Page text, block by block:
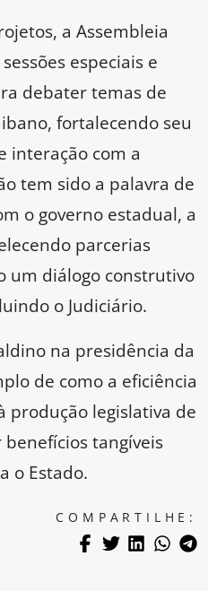
a Assembleia
especiais e
debater temas de
fortalecendo seu
interação com a
tem sido a palavra de
o governo estadual, a
parcerias
um diálogo construtivo
o Judiciário.
na presidência da
de como a eficiência
produção legislativa de
tangíveis
o Estado.
COMPARTILHE: